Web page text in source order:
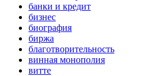
банки и кредит
бизнес
биография
биржа
благотворительность
винная монополия
витте